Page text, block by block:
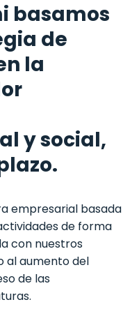
basamos
de
la
y social,
empresarial basada
de forma
con nuestros
al aumento del
de las